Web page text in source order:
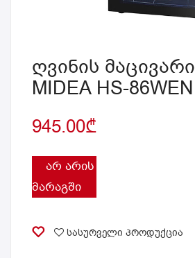
ღვინის მაცივარი
MIDEA HS-86WEN
945.00₾
ᲐᲠ ᲐᲠᲘᲡ
ᲛᲐᲠᲐᲒᲨᲘ
სასურველი პროდუქცია